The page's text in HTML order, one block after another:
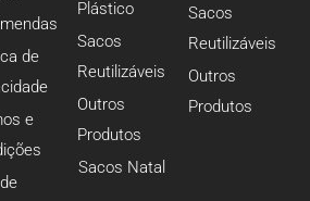
de
e
Plástico
Sacos
Reutilizáveis
Outros
Produtos
Sacos Natal
Sacos
Reutilizáveis
Outros
Produtos